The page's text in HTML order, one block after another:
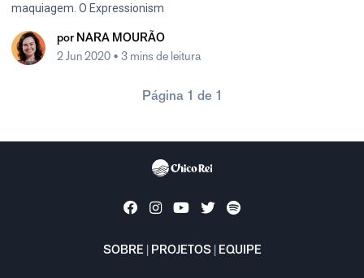
maquiagem. O Expressionism
por NARA MOURÃO
2 Jun 2020 • 3 mins de leitura
Página 1 de 1
SOBRE PROJETOS EQUIPE